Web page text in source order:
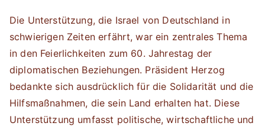
Die Unterstützung, die Israel von Deutschland in
schwierigen Zeiten erfährt, war ein zentrales Thema
in den Feierlichkeiten zum 60. Jahrestag der
diplomatischen Beziehungen. Präsident Herzog
bedankte sich ausdrücklich für die Solidarität und die
Hilfsmaßnahmen, die sein Land erhalten hat. Diese
Unterstützung umfasst politische, wirtschaftliche und